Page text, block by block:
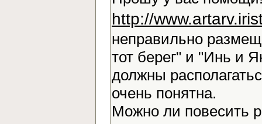
http://
неправильно
тот берег" и "Инь и
должны
очень понятна.
Можно ли повесить